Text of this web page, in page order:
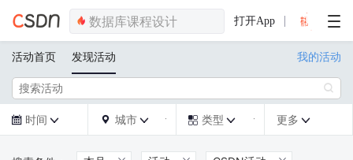
打开App
活动首页 发现活动 我的活动

 时间   城市   类型  更多 